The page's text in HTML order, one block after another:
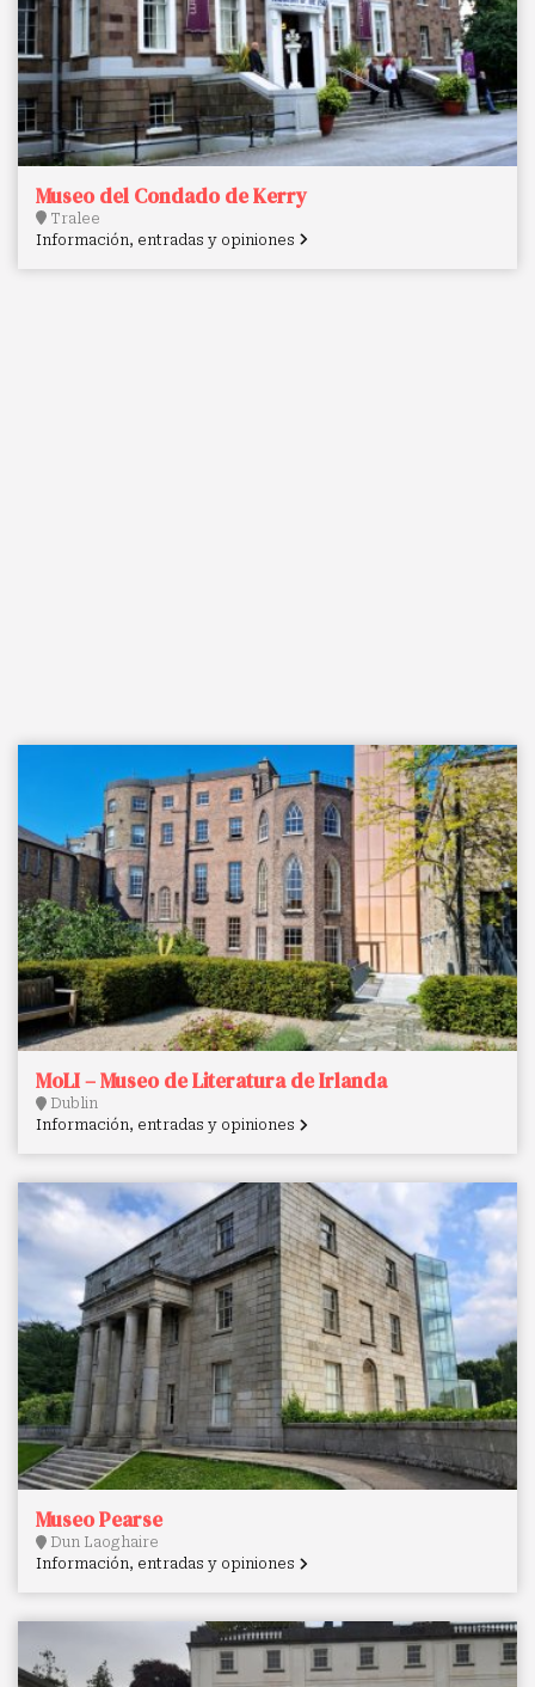
Museo del Condado de Kerry
Tralee
Información, entradas y opiniones
MoLI – Museo de Literatura de Irlanda
Dublin
Información, entradas y opiniones
Museo Pearse
Dun Laoghaire
Información, entradas y opiniones